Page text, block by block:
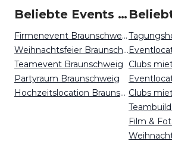
Beliebte Events in Braunschweig
Firmenevent Braunschweig
Weihnachtsfeier Braunschweig
Teamevent Braunschweig
Partyraum Braunschweig
Hochzeitslocation Braunschweig
Clubs
Clubs